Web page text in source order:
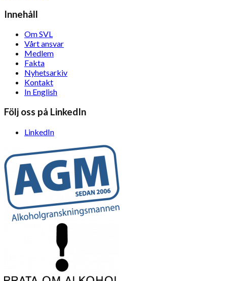
Innehåll
Om SVL
Vårt ansvar
Medlem
Fakta
Nyhetsarkiv
Kontakt
In English
Följ oss på LinkedIn
LinkedIn